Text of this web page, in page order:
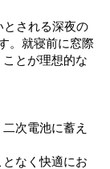
とされる深夜の
。就寝前に窓際
とが理想的な
次電池に蓄え
なく快適にお